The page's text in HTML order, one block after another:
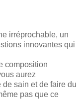
irréprochable, un
innovantes qui
composition
aurez
de sain et de faire du
pas que ce